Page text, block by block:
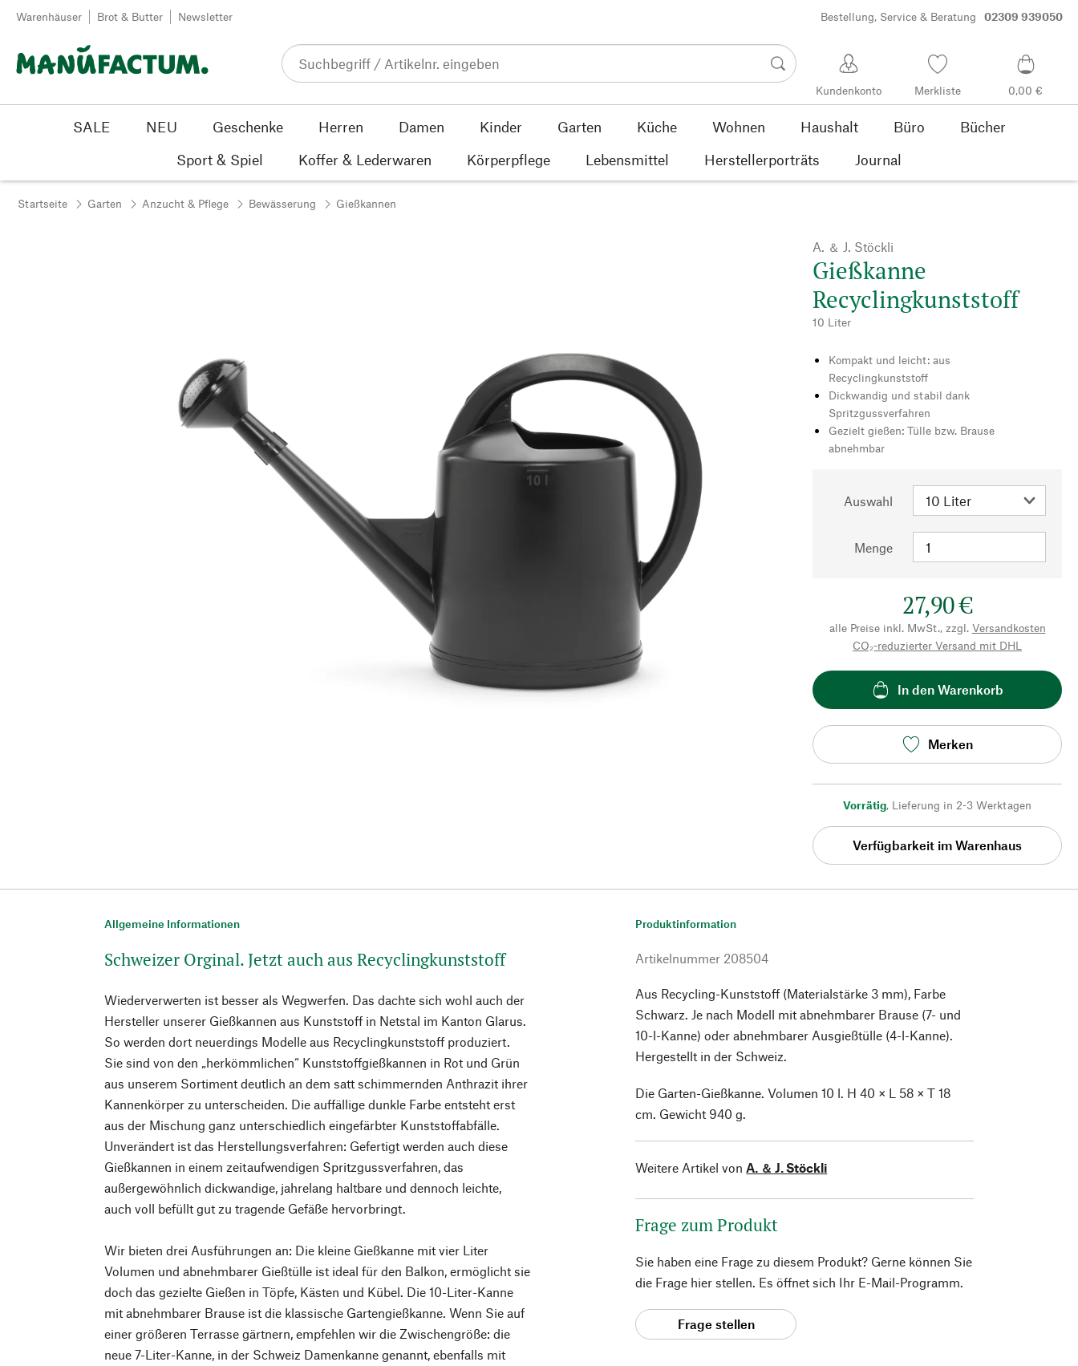
Zum Inhalt springen
Warenhäuser Brot & Butter Newsletter Bestellung, Service & Beratung 02309 939050
Kundenkonto Merkliste 0,00 €
SALE NEU Geschenke Herren Damen Kinder Garten Küche Wohnen Haushalt Büro
Bücher
Sport & Spiel
Koffer & Lederwaren Körperpflege Lebensmittel Herstellerporträts Journal
Startseite Garten Anzucht & Pflege Bewässerung Gießkannen
A. ＆ J. Stöckli
Gießkanne
Recyclingkunststoff
10 Liter
Kompakt und leicht: aus
Recyclingkunststoff
Dickwandig und stabil dank
Spritzgussverfahren
Gezielt gießen: Tülle bzw. Brause
abnehmbar
Auswahl
Menge
27,90 €
alle Preise inkl. MwSt., zzgl. Versandkosten
CO₂-reduzierter Versand mit DHL
In den Warenkorb
Merken
Vorrätig, Lieferung in 2-3 Werktagen
Verfügbarkeit im Warenhaus
Allgemeine Informationen
Schweizer Orginal. Jetzt auch aus Recyclingkunststoff
Wiederverwerten ist besser als Wegwerfen. Das dachte sich wohl auch der
Hersteller unserer Gießkannen aus Kunststoff in Netstal im Kanton Glarus.
So werden dort neuerdings Modelle aus Recyclingkunststoff produziert.
Sie sind von den „herkömmlichen“ Kunststoffgießkannen in Rot und Grün
aus unserem Sortiment deutlich an dem satt schimmernden Anthrazit ihrer
Kannenkörper zu unterscheiden. Die auffällige dunkle Farbe entsteht erst
aus der Mischung ganz unterschiedlich eingefärbter Kunststoffabfälle.
Unverändert ist das Herstellungsverfahren: Gefertigt werden auch diese
Gießkannen in einem zeitaufwendigen Spritzgussverfahren, das
außergewöhnlich dickwandige, jahrelang haltbare und dennoch leichte,
auch voll befüllt gut zu tragende Gefäße hervorbringt.
Wir bieten drei Ausführungen an: Die kleine Gießkanne mit vier Liter
Volumen und abnehmbarer Gießtülle ist ideal für den Balkon, ermöglicht sie
doch das gezielte Gießen in Töpfe, Kästen und Kübel. Die 10-Liter-Kanne
mit abnehmbarer Brause ist die klassische Gartengießkanne. Wenn Sie auf
einer größeren Terrasse gärtnern, empfehlen wir die Zwischengröße: die
neue 7-Liter-Kanne, in der Schweiz Damenkanne genannt, ebenfalls mit
Produktinformation
Artikelnummer 208504
Aus Recycling-Kunststoff (Materialstärke 3 mm), Farbe
Schwarz. Je nach Modell mit abnehmbarer Brause (7- und
10-l-Kanne) oder abnehmbarer Ausgießtülle (4-l-Kanne).
Hergestellt in der Schweiz.
Die Garten-Gießkanne. Volumen 10 l. H 40 × L 58 × T 18
cm. Gewicht 940 g.
Weitere Artikel von A. ＆ J. Stöckli
Frage zum Produkt
Sie haben eine Frage zu diesem Produkt? Gerne können Sie
die Frage hier stellen. Es öffnet sich Ihr E-Mail-Programm.
Frage stellen